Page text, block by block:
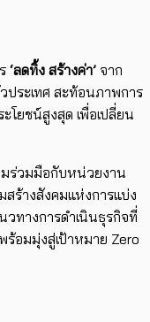
‘ลดทิ้ง สร้างค่า’ จาก
ประเทศ สะท้อนภาพการ
โยชน์สูงสุด เพื่อเปลี่ยน
ร่วมมือกับหน่วยงาน
สร้างสังคมแห่งการแบ่ง
ทางการดำเนินธุรกิจที่
อมมุ่งสู่เป้าหมาย Zero